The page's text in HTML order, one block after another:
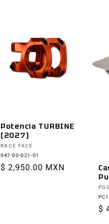
Potencia TURBINE
(2027)
Proveedor:
RACE FACE
947-00-021-01
Precio
$ 2,950.00 MXN
$